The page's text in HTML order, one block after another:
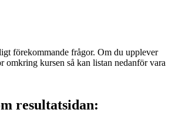
förekommande frågor. Om du upplever
omkring kursen så kan listan nedanför vara
resultatsidan: